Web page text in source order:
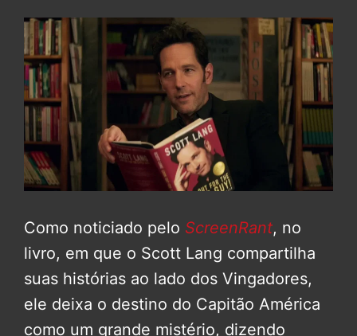
Como noticiado pelo ScreenRant, no
livro, em que o Scott Lang compartilha
suas histórias ao lado dos Vingadores,
ele deixa o destino do Capitão América
como um grande mistério, dizendo